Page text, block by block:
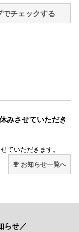
チェックする
みさせていただき
ていただきます。
お知らせ一覧へ
らせ／